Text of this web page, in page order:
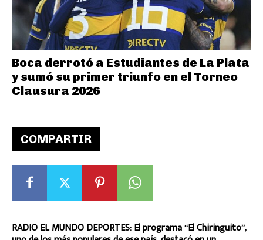
COMPARTIR
RADIO EL MUNDO DEPORTES: El programa “El Chiringuito”,
Boca derrotó a Estudiantes de La Plata
y sumó su primer triunfo en el Torneo
Clausura 2026